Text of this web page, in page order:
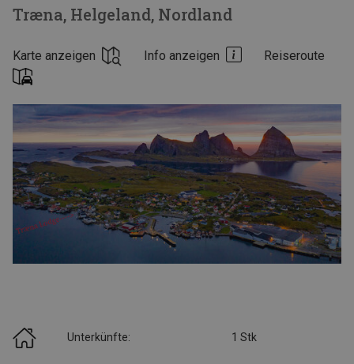
Træna Helgeland Nordland
Karte anzeigen Info anzeigen Reiseroute
Unterkünfte: 1 Stk